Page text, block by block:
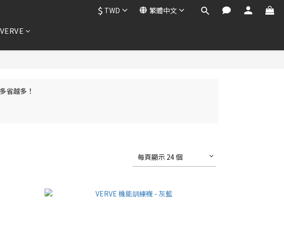
$ TWD 繁體中文
省越多！
每頁顯示 24 個